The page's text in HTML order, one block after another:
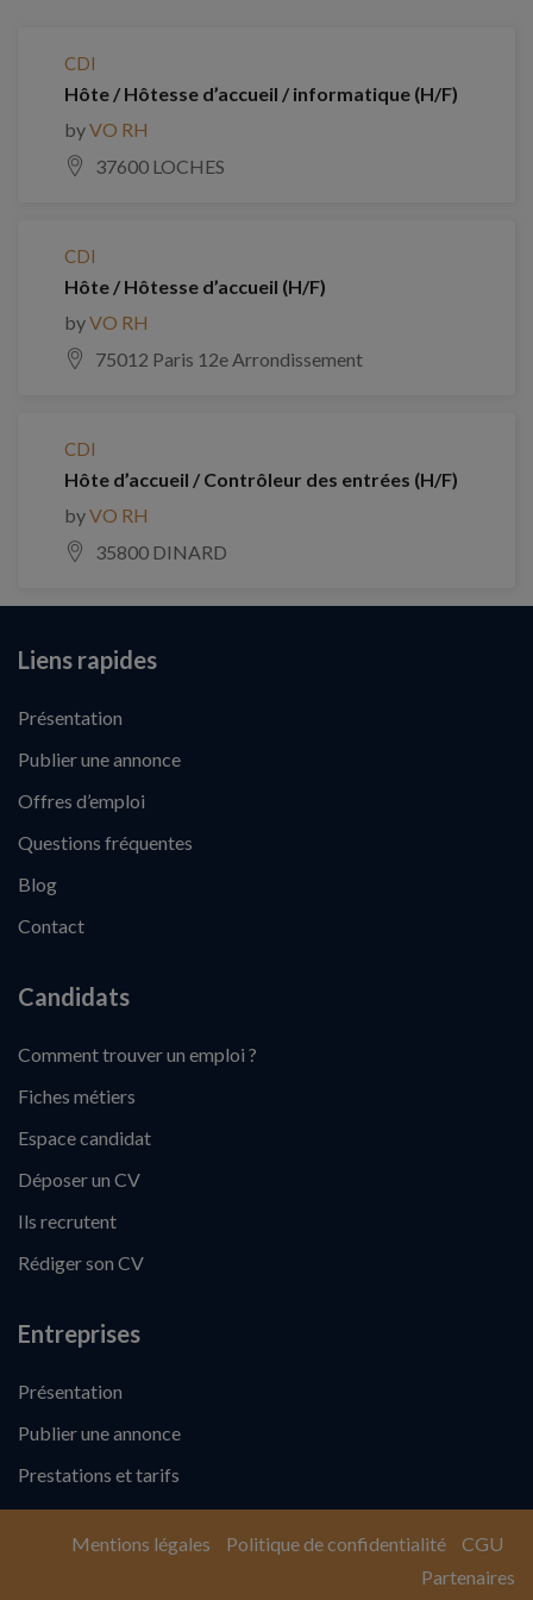
CDI
Hôte / Hôtesse d’accueil / informatique (H/F)
byVO RH
37600 LOCHES
CDI
Hôte / Hôtesse d’accueil (H/F)
byVO RH
75012 Paris 12e Arrondissement
CDI
Hôte d’accueil / Contrôleur des entrées (H/F)
byVO RH
35800 DINARD
Liens rapides
Présentation
Publier une annonce
Offres d’emploi
Questions fréquentes
Blog
Contact
Candidats
Comment trouver un emploi ?
Fiches métiers
Espace candidat
Déposer un CV
Ils recrutent
Rédiger son CV
Entreprises
Présentation
Publier une annonce
Prestations et tarifs
Mentions légales Politique de confidentialité
CGU
Partenaires